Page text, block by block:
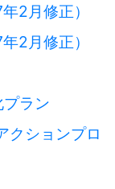
2月修正）
2月修正）
ラン
クションプロ